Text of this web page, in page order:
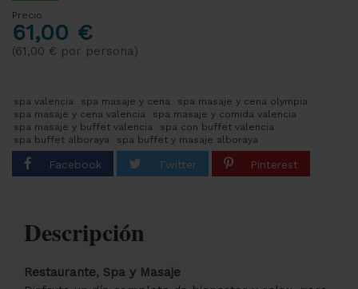
Precio
61,00 €
(61,00 € por persona)
spa valencia spa masaje y cena
spa masaje y cena olympia
spa masaje y cena valencia
spa masaje y comida valencia
spa masaje y buffet valencia
spa con buffet valencia
spa buffet alboraya
spa buffet y masaje alboraya
Descripción
Restaurante, Spa y Masaje